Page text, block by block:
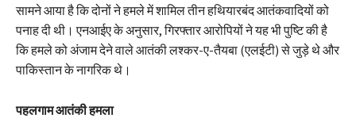
सामने आया है कि दोनों ने हमले में शामिल तीन हथियारबंद आतंकवादियों को
पनाह दी थी। एनआईए के अनुसार, गिरफ्तार आरोपियों ने यह भी पुष्टि की है
कि हमले को अंजाम देने वाले आतंकी लश्कर-ए-तैयबा (एलईटी) से जुड़े थे और
पाकिस्तान के नागरिक थे।
पहलगाम आतंकी हमला